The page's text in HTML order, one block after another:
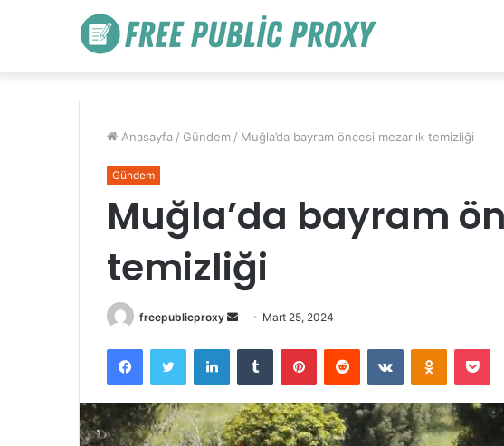
Anasayfa / Gündem / Muğla’da bayram öncesi mezarlık temizliği
Gündem
Muğla’da bayram
temizliği
freepublicproxy
Bir
posta
göndermek
Mart 25, 2024
FacebookTwitter LinkedInTumblr PinterestReddit VKontakte